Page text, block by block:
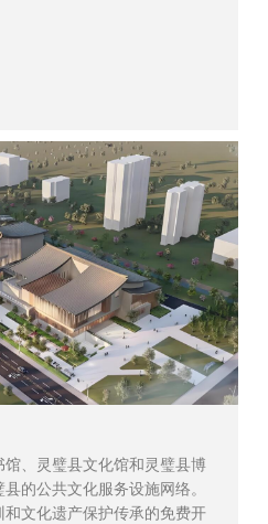
、灵璧县文化馆和灵璧县博
的公共文化服务设施网络。
文化遗产保护传承的免费开